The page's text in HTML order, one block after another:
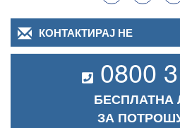
КОНТАКТИРАЈ НЕ
0800
БЕСПЛАТНА
ЗА